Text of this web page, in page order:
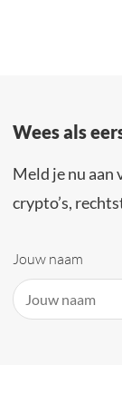
Wees als
Meld je nu aan
crypto’s,
Jouw naam